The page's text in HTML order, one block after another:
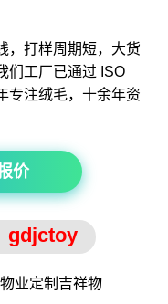
，打样周期短，大货
们工厂已通过 ISO
专注绒毛，十余年资
价
gdjctoy
业定制 吉祥物